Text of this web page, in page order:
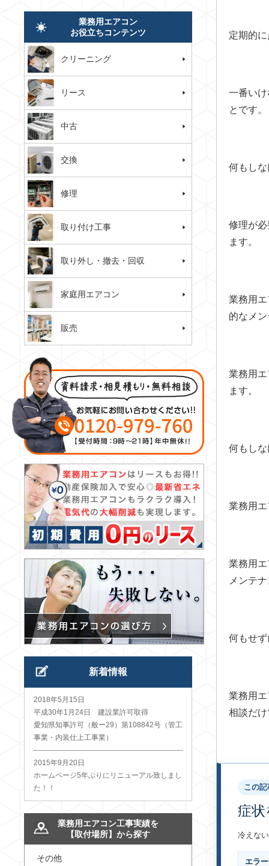
定期的
一番い
とです。
何もし
修理が
ます。
業務用
的なメ
業務用
ます。
何もし
業務用
業務用
メンテ
何もせ
業務用
相談だ
この
症
冷えな
エラ
業務用エアコン
お役立ちコンテンツ
クリーニング
リース
中古
交換
修理
取り付け工事
取り外し・撤去・回収
家庭用エアコン
販売
新着情報
2018年5月15日
平成30年1月24日 建設業許可取得
愛知県知事許可（般ー29）第108842号（管工
事業・内装仕上工事業）
2015年9月20日
ホームページ5年ぶりにリニューアル致しまし
た！！
業務用エアコン工事実績を
【取付場所】から探す
その他